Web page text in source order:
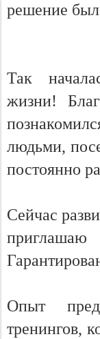
решение
Так
жизни!
людьми,
постоянно
Сейчас
Опыт
тренингов,